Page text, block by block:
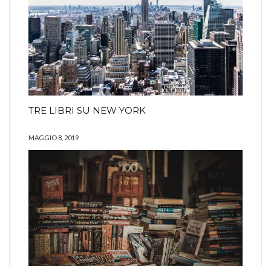
TRE LIBRI SU NEW YORK
MAGGIO 8, 2019